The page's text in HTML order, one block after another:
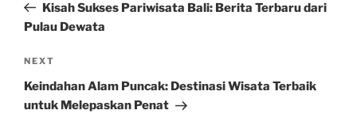
PostKisah Sukses Pariwisata Bali: Berita Terbaru dari
Pulau Dewata
Next
Post
NEXT
Keindahan Alam Puncak: Destinasi Wisata Terbaik
untuk Melepaskan Penat